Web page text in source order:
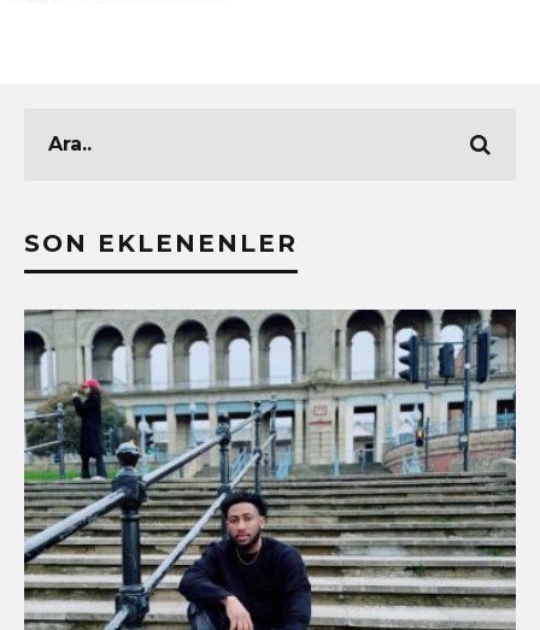
SON EKLENENLER